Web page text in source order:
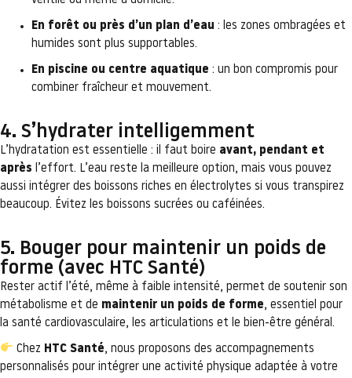
En forêt ou près d’un plan d’eau : les zones ombragées et
humides sont plus supportables.
En piscine ou centre aquatique : un bon compromis pour
combiner fraîcheur et mouvement.
4. S’hydrater intelligemment
L’hydratation est essentielle : il faut boire avant, pendant et
après l’effort. L’eau reste la meilleure option, mais vous pouvez
aussi intégrer des boissons riches en électrolytes si vous transpirez
beaucoup. Évitez les boissons sucrées ou caféinées.
5. Bouger pour maintenir un poids de
forme (avec HTC Santé)
Rester actif l’été, même à faible intensité, permet de soutenir son
métabolisme et de maintenir un poids de forme, essentiel pour
la santé cardiovasculaire, les articulations et le bien-être général.
Chez HTC Santé, nous proposons des accompagnements
personnalisés pour intégrer une activité physique adaptée à votre